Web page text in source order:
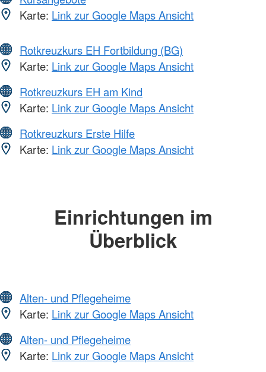
Karte: Link zur Google Maps Ansicht
Rotkreuzkurs EH Fortbildung (BG)
Karte: Link zur Google Maps Ansicht
Rotkreuzkurs EH am Kind
Karte: Link zur Google Maps Ansicht
Rotkreuzkurs Erste Hilfe
Karte: Link zur Google Maps Ansicht
Einrichtungen im
Überblick
Alten- und Pflegeheime
Karte: Link zur Google Maps Ansicht
Alten- und Pflegeheime
Karte: Link zur Google Maps Ansicht